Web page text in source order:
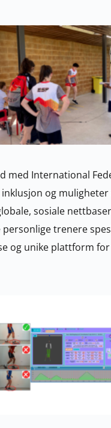
International
og
sosiale
trenere
og unike plattform